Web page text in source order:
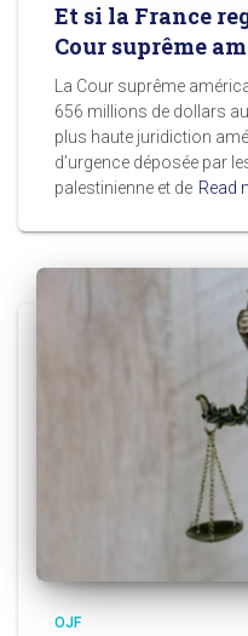
Et si la France
Cour suprême
La Cour suprême
656 millions de dollars
plus haute juridiction
d’urgence déposée par
palestinienne et de Read
OJF